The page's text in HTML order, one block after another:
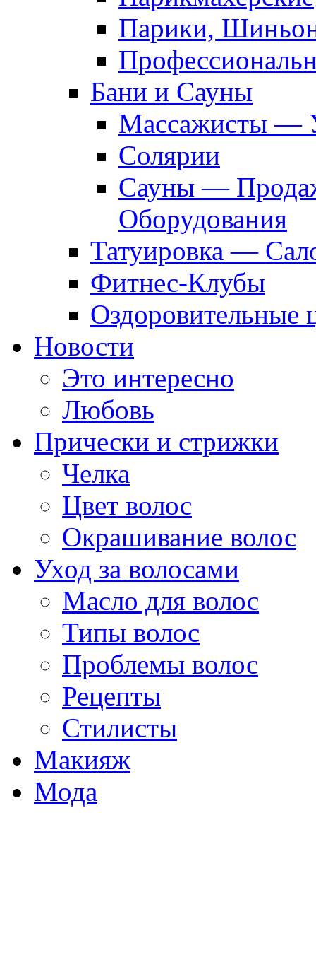
Парики,
Бани и Сауны
Массажисты —
Солярии
Сауны —
Оборудования
Татуировка —
Фитнес-Клубы
Оздоровительные
Новости
Это интересно
Любовь
Прически и стрижки
Челка
Цвет волос
Окрашивание волос
Уход за волосами
Масло для волос
Типы волос
Проблемы волос
Рецепты
Стилисты
Макияж
Мода